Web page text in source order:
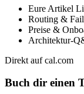
Eure Artikel
Routing &
Preise &
Architektur-
Direkt auf cal.com
Buch dir einen